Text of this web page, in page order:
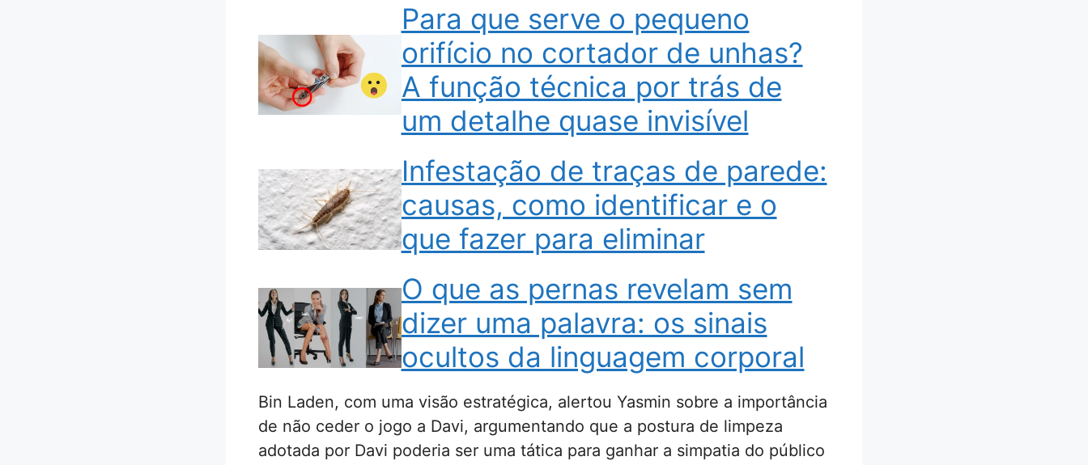
Para que serve o pequeno
orifício no cortador de unhas?
A função técnica por trás de
um detalhe quase invisível
Infestação de traças de parede:
causas, como identificar e o
que fazer para eliminar
O que as pernas revelam sem
dizer uma palavra: os sinais
ocultos da linguagem corporal
Bin Laden, com uma visão estratégica, alertou Yasmin sobre a importância
de não ceder o jogo a Davi, argumentando que a postura de limpeza
adotada por Davi poderia ser uma tática para ganhar a simpatia do público